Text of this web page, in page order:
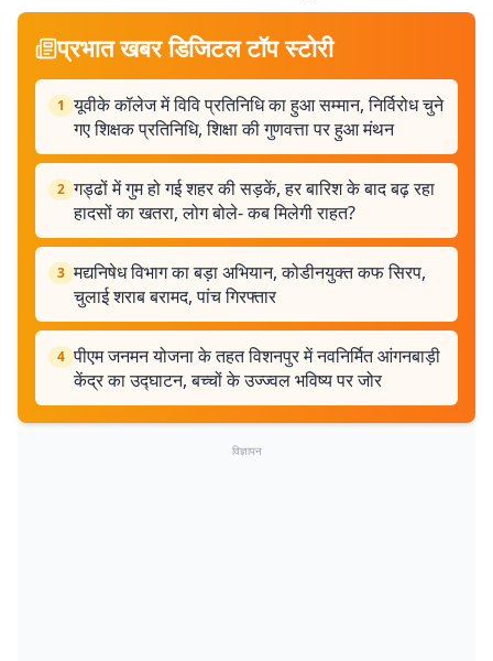
प्रभात खबर डिजिटल टॉप स्टोरी
1 यूवीके कॉलेज में विवि प्रतिनिधि का हुआ सम्मान, निर्विरोध चुने
गए शिक्षक प्रतिनिधि, शिक्षा की गुणवत्ता पर हुआ मंथन
2 गड्ढों में गुम हो गई शहर की सड़कें, हर बारिश के बाद बढ़ रहा
हादसों का खतरा, लोग बोले- कब मिलेगी राहत?
3 मद्यनिषेध विभाग का बड़ा अभियान, कोडीनयुक्त कफ सिरप,
चुलाई शराब बरामद, पांच गिरफ्तार
4 पीएम जनमन योजना के तहत विशनपुर में नवनिर्मित आंगनबाड़ी
केंद्र का उद्घाटन, बच्चों के उज्ज्वल भविष्य पर जोर
विज्ञापन